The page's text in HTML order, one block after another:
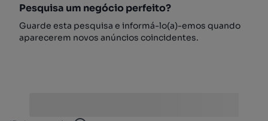
Pesquisa um negócio perfeito?
Guarde esta pesquisa e informá-lo(a)-emos quando
aparecerem novos anúncios coincidentes.